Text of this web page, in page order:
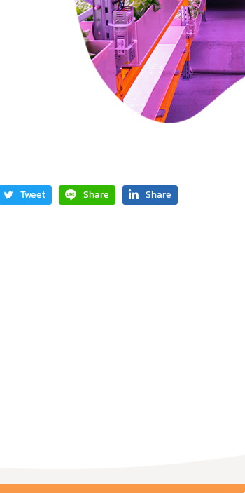
Tweet Share Share